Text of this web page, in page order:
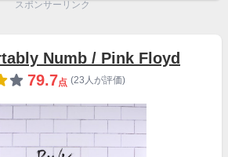
スポンサーリンク
Numb / Pink Floyd
79.7点 (23人が評価)